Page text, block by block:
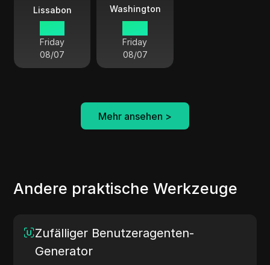
Lissabon
Friday
08/07
Washington
Friday
08/07
Mehr ansehen >
Andere praktische Werkzeuge
Zufälliger Benutzeragenten-
Generator